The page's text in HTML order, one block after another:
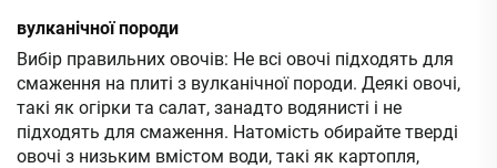
вулканічної породи
Вибір правильних овочів: Не всі овочі підходять для
смаження на плиті з вулканічної породи. Деякі овочі,
такі як огірки та салат, занадто водянисті і не
підходять для смаження. Натомість обирайте тверді
овочі з низьким вмістом води, такі як картопля,